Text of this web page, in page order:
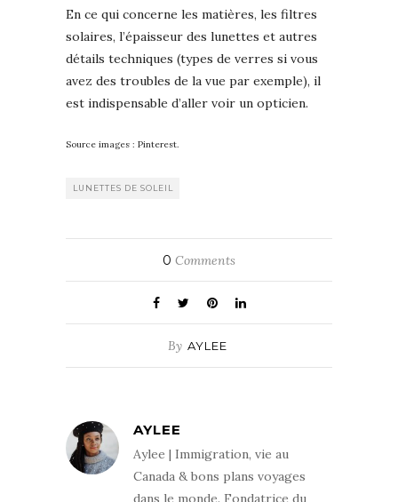
En ce qui concerne les matières, les filtres
solaires, l’épaisseur des lunettes et autres
détails techniques (types de verres si vous
avez des troubles de la vue par exemple), il
est indispensable d’aller voir un opticien.
Source images : Pinterest.
LUNETTES DE SOLEIL
0 Comments
By AYLEE
AYLEE
Aylee | Immigration, vie au
Canada & bons plans voyages
dans le monde. Fondatrice du